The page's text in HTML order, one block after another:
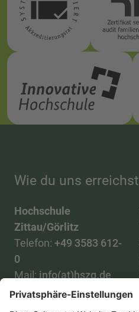
Wie du uns erreichst
Hochschule
Zittau/Görlitz
Telefon: +49 3583 612-
0
Mail: info(at)hszg.de